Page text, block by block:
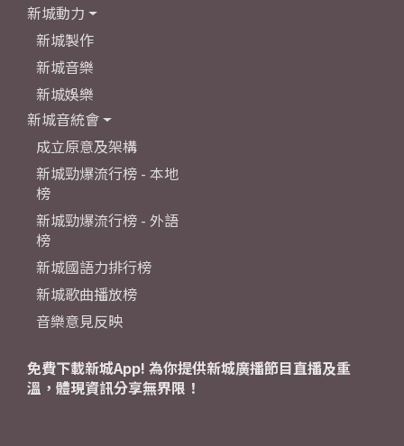
新城動力
新城製作
新城音樂
新城娛樂
新城音統會
成立原意及架構
新城勁爆流行榜 - 本地
榜
新城勁爆流行榜 - 外語
榜
新城國語力排行榜
新城歌曲播放榜
音樂意見反映
免費下載新城App! 為你提供新城廣播節目直播及重
溫，體現資訊分享無界限！